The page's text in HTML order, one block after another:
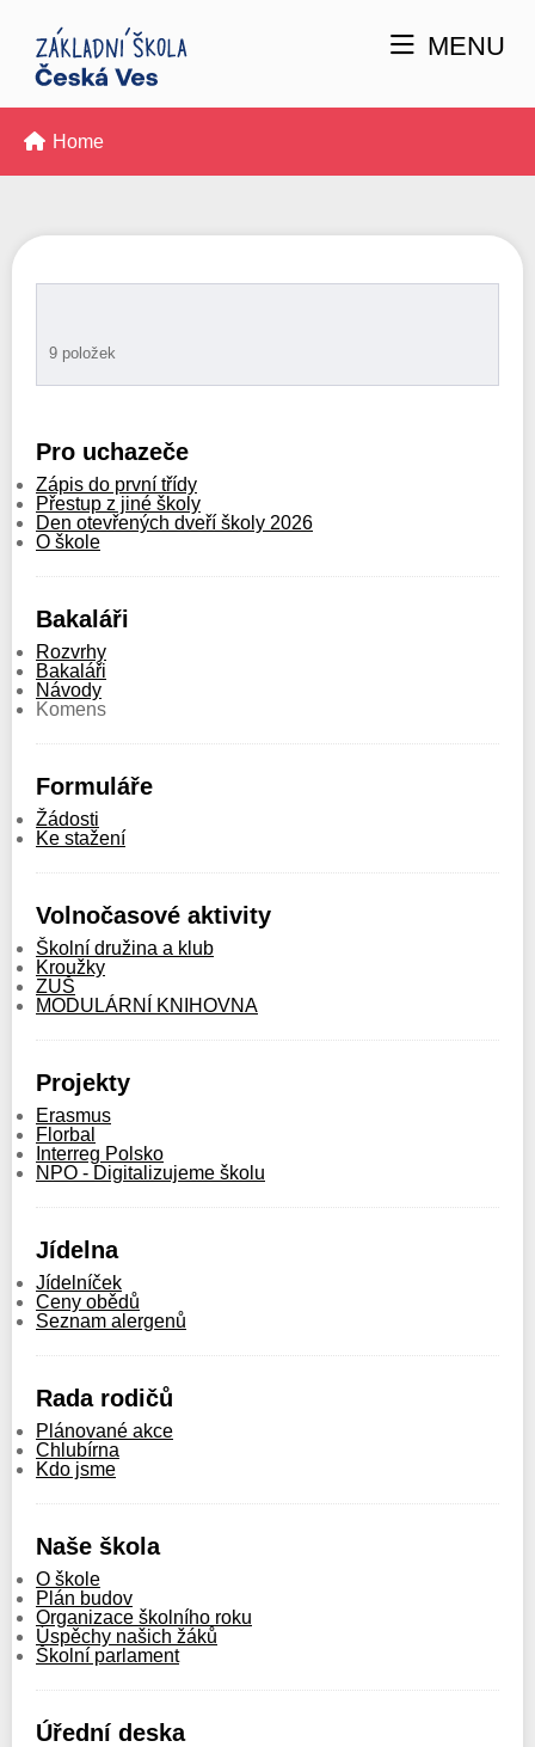
MENU
Home
9 položek
Pro uchazeče
Zápis do první třídy
Přestup z jiné školy
Den otevřených dveří školy 2026
O škole
Bakaláři
Rozvrhy
Bakaláři
Návody
Komens
Formuláře
Žádosti
Ke stažení
Volnočasové aktivity
Školní družina a klub
Kroužky
ZUŠ
MODULÁRNÍ KNIHOVNA
Projekty
Erasmus
Florbal
Interreg Polsko
NPO - Digitalizujeme školu
Jídelna
Jídelníček
Ceny obědů
Seznam alergenů
Rada rodičů
Plánované akce
Chlubírna
Kdo jsme
Naše škola
O škole
Plán budov
Organizace školního roku
Úspěchy našich žáků
Školní parlament
Úřední deska